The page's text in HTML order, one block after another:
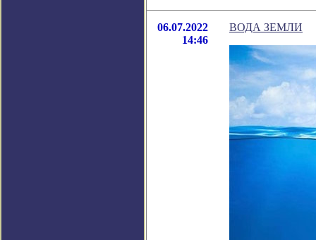
06.07.2022
14:46
ВОДА ЗЕМЛИ